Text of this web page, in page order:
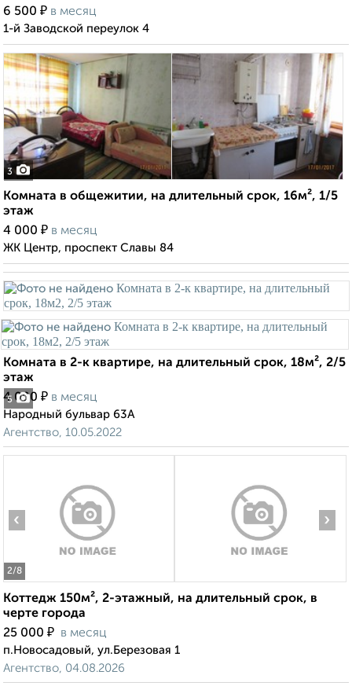
6 500 ₽ в месяц
1-й Заводской переулок 4
3
Комната в общежитии, на длительный срок, 16м², 1/5
этаж
4 000 ₽ в месяц
ЖК Центр, проспект Славы 84
5
Комната в 2-к квартире, на длительный срок, 18м², 2/5
этаж
4 000 ₽ в месяц
Народный бульвар 63А
Агентство, 10.05.2022
2/8
‹ ›
Коттедж 150м², 2-этажный, на длительный срок, в
черте города
25 000 ₽ в месяц
п.Новосадовый, ул.Березовая 1
Агентство, 04.08.2026